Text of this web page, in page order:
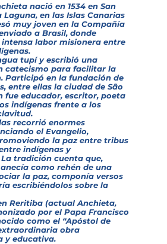
nació en 1534 en San
Laguna, en las Islas Canarias
muy joven en la Compañía
a Brasil, donde
labor misionera entre
tupí y escribió una
catecismo para facilitar la
Participó en la fundación de
entre ellas la ciudad de São
fue educador, escritor, poeta
indígenas frente a los
recorrió enormes
el Evangelio,
la paz entre tribus
indígenas y
tradición cuenta que,
como rehén de una
la paz, componía versos
escribiéndolos sobre la
Reritiba (actual Anchieta,
por el Papa Francisco
como el “Apóstol de
obra
y educativa.